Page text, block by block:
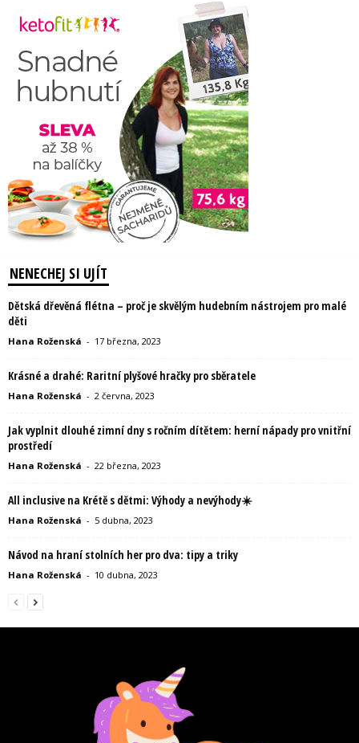
NENECHEJ SI UJÍT
Dětská dřevěná flétna – proč je skvělým hudebním nástrojem pro malé
děti
Hana Roženská - 17 března, 2023
Krásné a drahé: Raritní plyšové hračky pro sběratele
Hana Roženská - 2 června, 2023
Jak vyplnit dlouhé zimní dny s ročním dítětem: herní nápady pro vnitřní
prostředí
Hana Roženská - 22 března, 2023
All inclusive na Krétě s dětmi: Výhody a nevýhody☀️
Hana Roženská - 5 dubna, 2023
Návod na hraní stolních her pro dva: tipy a triky
Hana Roženská - 10 dubna, 2023